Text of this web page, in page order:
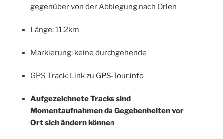
gegenüber von der Abbiegung nach Orlen
Länge: 11,2km
Markierung: keine durchgehende
GPS Track: Link zu GPS-Tour.info
Aufgezeichnete Tracks sind
Momentaufnahmen da Gegebenheiten vor
Ort sich ändern können